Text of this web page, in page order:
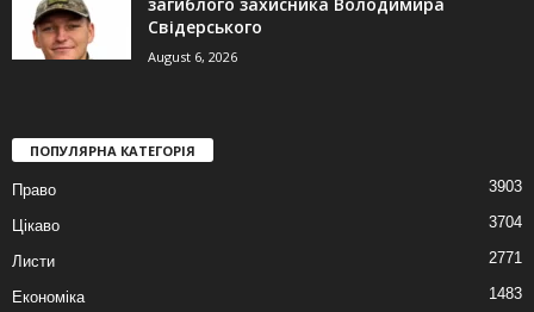
загиблого захисника Володимира
Свідерського
August 6, 2026
ПОПУЛЯРНА КАТЕГОРІЯ
Право 3903
Цікаво 3704
Листи 2771
Економіка 1483